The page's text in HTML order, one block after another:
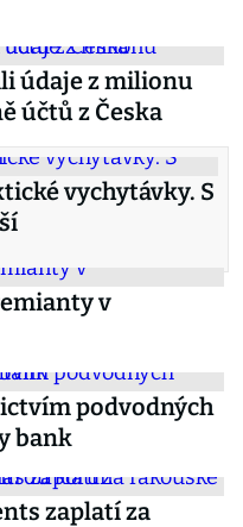
údaje z milionu
účtů z Česka
vychytávky. S
v
podvodných
bank
zaplatí za